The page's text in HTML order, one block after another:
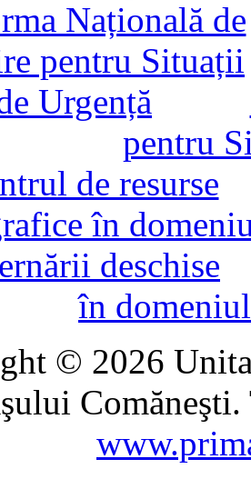
pentru
în
© 2026